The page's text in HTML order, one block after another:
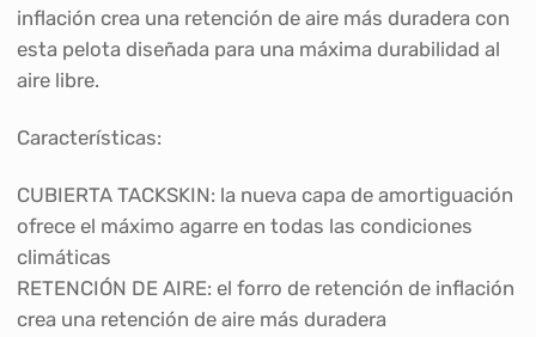
inflación crea una retención de aire más duradera con
esta pelota diseñada para una máxima durabilidad al
aire libre.
Características:
CUBIERTA TACKSKIN: la nueva capa de amortiguación
ofrece el máximo agarre en todas las condiciones
climáticas
RETENCIÓN DE AIRE: el forro de retención de inflación
crea una retención de aire más duradera